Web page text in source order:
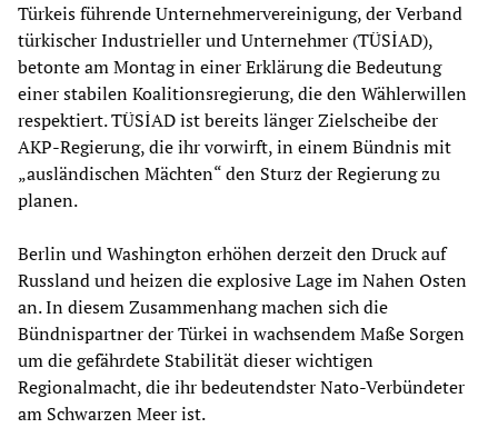
Türkeis führende Unternehmervereinigung, der Verband
türkischer Industrieller und Unternehmer (TÜSİAD),
betonte am Montag in einer Erklärung die Bedeutung
einer stabilen Koalitionsregierung, die den Wählerwillen
respektiert. TÜSİAD ist bereits länger Zielscheibe der
AKP-Regierung, die ihr vorwirft, in einem Bündnis mit
„ausländischen Mächten“ den Sturz der Regierung zu
planen.
Berlin und Washington erhöhen derzeit den Druck auf
Russland und heizen die explosive Lage im Nahen Osten
an. In diesem Zusammenhang machen sich die
Bündnispartner der Türkei in wachsendem Maße Sorgen
um die gefährdete Stabilität dieser wichtigen
Regionalmacht, die ihr bedeutendster Nato-Verbündeter
am Schwarzen Meer ist.